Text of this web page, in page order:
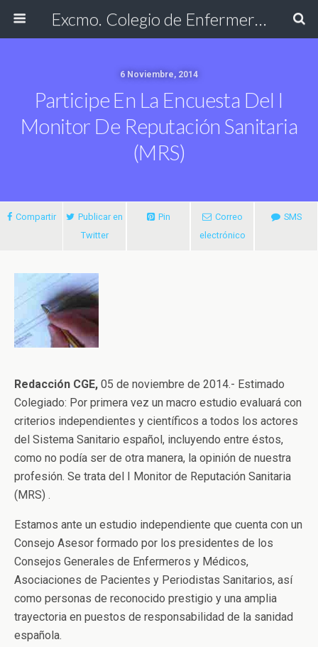
Excmo. Colegio de Enfermería de Cádiz
6 Noviembre, 2014
Participe En La Encuesta Del I
Monitor De Reputación Sanitaria
(MRS)
Compartir
Publicar en
Twitter
Pin
Correo
electrónico
SMS
Redacción CGE, 05 de noviembre de 2014.- Estimado
Colegiado: Por primera vez un macro estudio evaluará con
criterios independientes y científicos a todos los actores
del Sistema Sanitario español, incluyendo entre éstos,
como no podía ser de otra manera, la opinión de nuestra
profesión. Se trata del I Monitor de Reputación Sanitaria
(MRS) .
Estamos ante un estudio independiente que cuenta con un
Consejo Asesor formado por los presidentes de los
Consejos Generales de Enfermeros y Médicos,
Asociaciones de Pacientes y Periodistas Sanitarios, así
como personas de reconocido prestigio y una amplia
trayectoria en puestos de responsabilidad de la sanidad
española.